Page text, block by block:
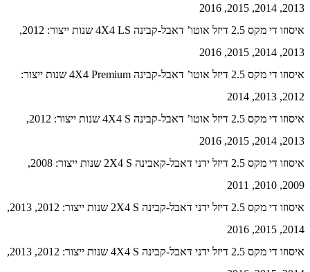
2013, 2014, 2015, 2016
איסוזו די מקס 2.5 דיזל אוטו’ דאבל-קבינה 4X4 LS שנות ייצור: 2012,
2013, 2014, 2015, 2016
איסוזו די מקס 2.5 דיזל אוטו’ דאבל-קבינה 4X4 Premium שנות ייצור:
2012, 2013, 2014
איסוזו די מקס 2.5 דיזל אוטו’ דאבל-קבינה 4X4 S שנות ייצור: 2012,
2013, 2014, 2015, 2016
איסוזו די מקס 2.5 דיזל ידני דאבל-קאבינה 2X4 S שנות ייצור: 2008,
2009, 2010, 2011
איסוזו די מקס 2.5 דיזל ידני דאבל-קבינה 2X4 S שנות ייצור: 2012, 2013,
2014, 2015, 2016
איסוזו די מקס 2.5 דיזל ידני דאבל-קבינה 4X4 S שנות ייצור: 2012, 2013,